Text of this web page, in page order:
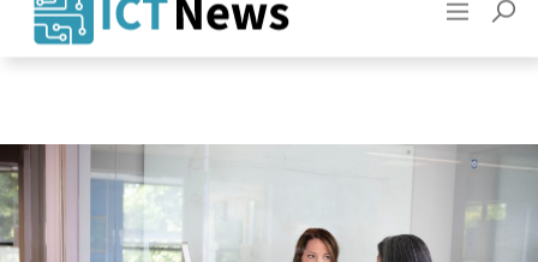
Contact